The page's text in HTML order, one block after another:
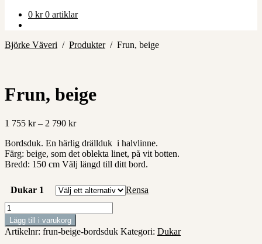
0 kr 0 artiklar
Björke Väveri / Produkter/ Frun, beige
Frun, beige
1 755 kr – 2 790 krPrisintervall:
755 kr
till
2
Bordsduk. En härlig drällduk i halvlinne.
Färg: beige, som det oblekta linet, på vit botten.
Bredd: 150 cm Välj längd till ditt bord.
Dukar 1
Rensa
Frun,
beige
mängd
Lägg till i varukorg
Artikelnr: frun-beige-bordsduk Kategori: Dukar